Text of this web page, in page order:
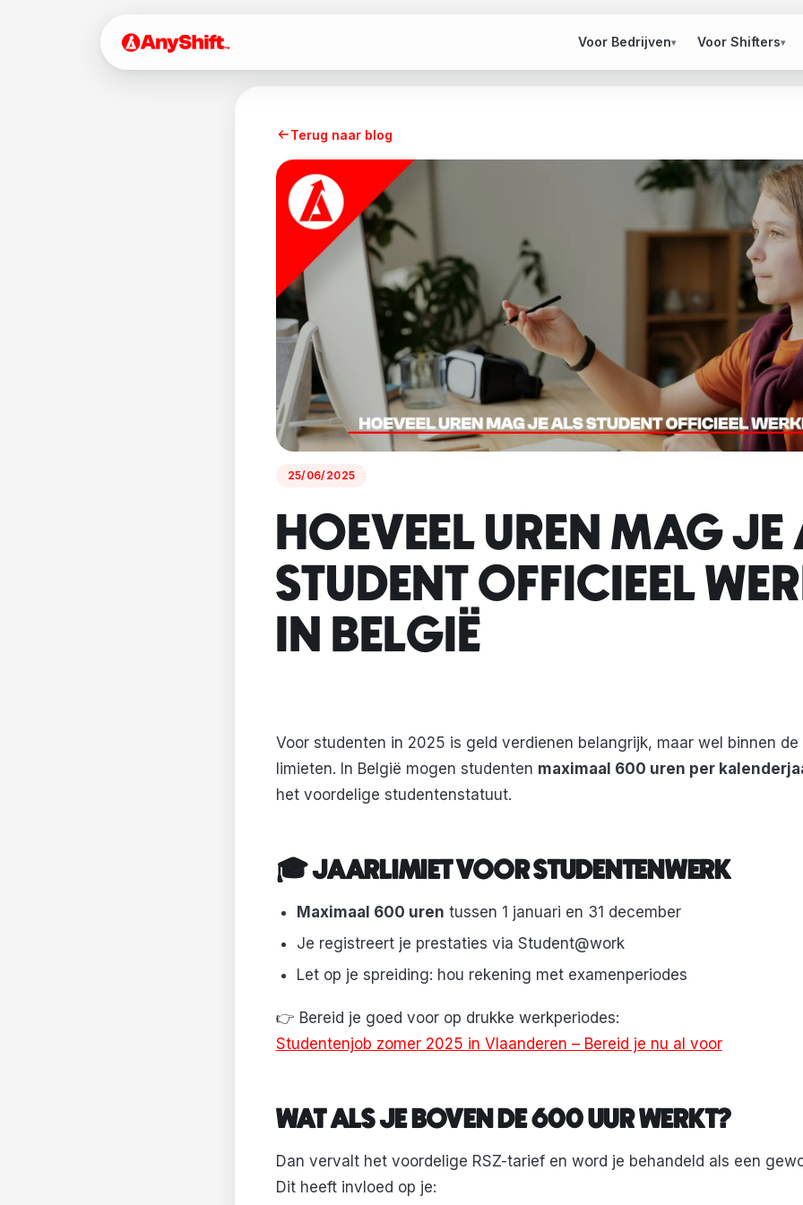
Voor Bedrijven▾ Voor Shifters▾
Terug naar blog
25/06/2025
HOEVEEL UREN MAG JE
STUDENT OFFICIEEL
IN BELGIË
Voor studenten in 2025 is geld verdienen belangrijk, maar wel binnen
limieten. In België mogen studenten maximaal 600 uren per
het voordelige studentenstatuut.
🎓 JAARLIMIET VOOR STUDENTENWERK
Maximaal 600 uren tussen 1 januari en 31 december
Je registreert je prestaties via Student@work
Let op je spreiding: hou rekening met examenperiodes
👉 Bereid je goed voor op drukke werkperiodes:
Studentenjob zomer 2025 in Vlaanderen – Bereid je nu al voor
WAT ALS JE BOVEN DE 600 UUR WERKT?
Dan vervalt het voordelige RSZ-tarief en word je behandeld als een
Dit heeft invloed op je: